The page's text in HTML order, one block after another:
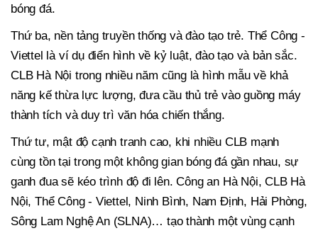
bóng đá.
Thứ ba, nền tảng truyền thống và đào tạo trẻ. Thể Công -
Viettel là ví dụ điển hình về kỷ luật, đào tạo và bản sắc.
CLB Hà Nội trong nhiều năm cũng là hình mẫu về khả
năng kế thừa lực lượng, đưa cầu thủ trẻ vào guồng máy
thành tích và duy trì văn hóa chiến thắng.
Thứ tư, mật độ cạnh tranh cao, khi nhiều CLB mạnh
cùng tồn tại trong một không gian bóng đá gần nhau, sự
ganh đua sẽ kéo trình độ đi lên. Công an Hà Nội, CLB Hà
Nội, Thể Công - Viettel, Ninh Bình, Nam Định, Hải Phòng,
Sông Lam Nghệ An (SLNA)… tạo thành một vùng cạnh